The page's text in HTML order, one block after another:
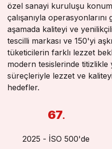
Şirket
özel sanayi kuruluşu
çalışanıyla
aşamada kaliteyi ve
tescilli markası ve 150'yi
tüketicilerin farklı lezzet
modern tesislerinde
süreçleriyle lezzet ve
hedefler.
67.
2025 - İSO 500'de